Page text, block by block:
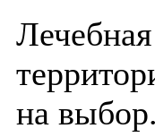
на